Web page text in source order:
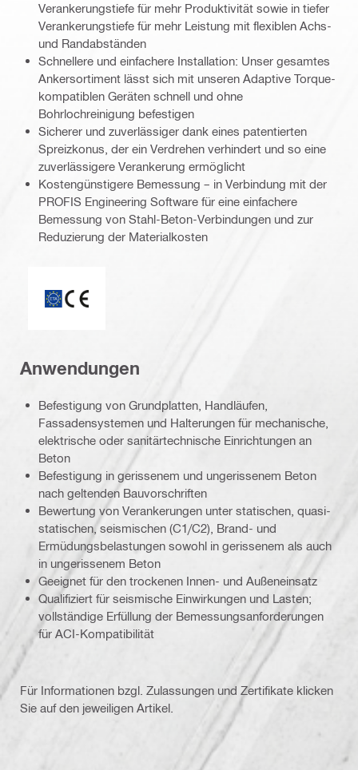
Verankerungstiefe für mehr Produktivität sowie in tiefer
Verankerungstiefe für mehr Leistung mit flexiblen Achs-
und Randabständen
Schnellere und einfachere Installation: Unser gesamtes
Ankersortiment lässt sich mit unseren Adaptive Torque-
kompatiblen Geräten schnell und ohne
Bohrlochreinigung befestigen
Sicherer und zuverlässiger dank eines patentierten
Spreizkonus, der ein Verdrehen verhindert und so eine
zuverlässigere Verankerung ermöglicht
Kostengünstigere Bemessung – in Verbindung mit der
PROFIS Engineering Software für eine einfachere
Bemessung von Stahl-Beton-Verbindungen und zur
Reduzierung der Materialkosten
Anwendungen
Befestigung von Grundplatten, Handläufen,
Fassadensystemen und Halterungen für mechanische,
elektrische oder sanitärtechnische Einrichtungen an
Beton
Befestigung in gerissenem und ungerissenem Beton
nach geltenden Bauvorschriften
Bewertung von Verankerungen unter statischen, quasi-
statischen, seismischen (C1/C2), Brand- und
Ermüdungsbelastungen sowohl in gerissenem als auch
in ungerissenem Beton
Geeignet für den trockenen Innen- und Außeneinsatz
Qualifiziert für seismische Einwirkungen und Lasten;
vollständige Erfüllung der Bemessungsanforderungen
für ACI-Kompatibilität
Für Informationen bzgl. Zulassungen und Zertifikate klicken
Sie auf den jeweiligen Artikel.